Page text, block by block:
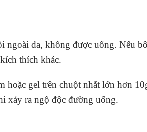
ngoài da, không được uống. Nếu
thích khác.
hoặc gel trên chuột nhắt lớn hơn
xảy ra ngộ độc đường uống.